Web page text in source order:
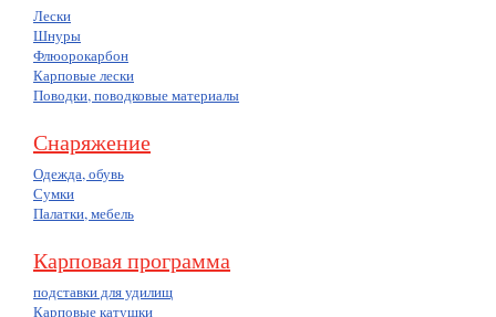
Лески
Шнуры
Флюорокарбон
Карповые лески
Поводки, поводковые материалы
Снаряжение
Одежда, обувь
Сумки
Палатки, мебель
Карповая программа
подставки для удилищ
Карповые катушки